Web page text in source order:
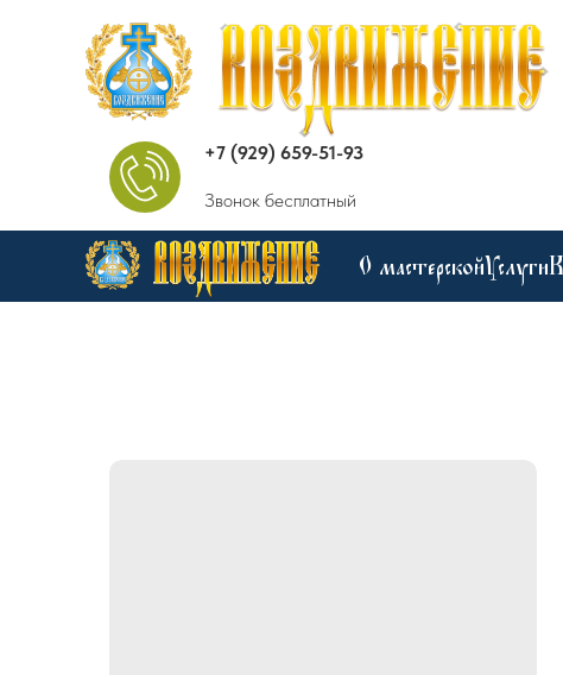
+7 (929) 659-51-93
Звонок бесплатный
О мастерскойУслуги